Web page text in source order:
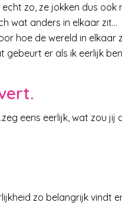
zo, ze jokken dus ook
wat anders in elkaar zit…
hoe de wereld in elkaar
gebeurt er als ik eerlijk
eens eerlijk, wat zou jij
zo belangrijk vindt